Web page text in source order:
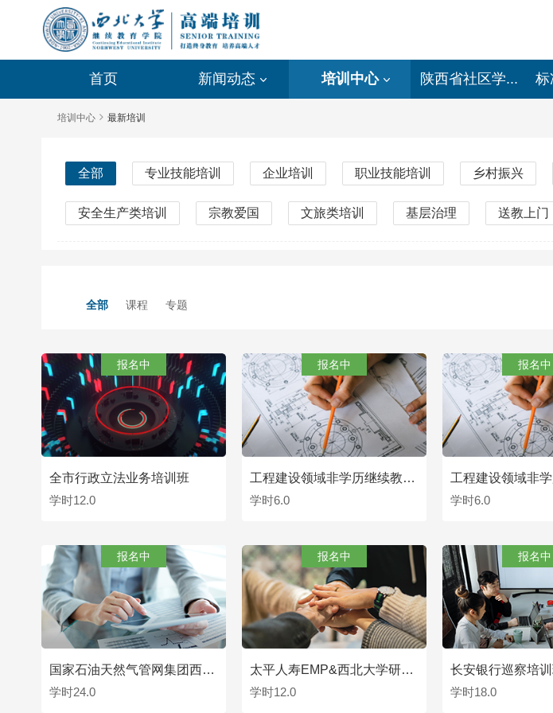
首页 新闻动态 培训中心 陕西省社区学... 标
培训中心 最新培训
全部 专业技能培训 企业培训 职业技能培训 乡村振兴
安全生产类培训 宗教爱国 文旅类培训 基层治理 送教上门
全部 课程 专题
报名中
全市行政立法业务培训班
学时12.0
报名中
工程建设领域非学历继续教育培训班
学时6.0
报名中
学时6.0
报名中
国家石油天然气管网集团西北分公司办公室综合业务管理培训班
学时24.0
报名中
太平人寿EMP&西北大学研学班（二期）
学时12.0
报名中
长安银行巡察培
学时18.0